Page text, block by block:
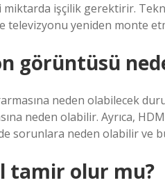
işçilik gerektirir.
televizyonu yeniden monte
görüntüsü
neden olabilecek
neden olabilir. Ayrıca,
sorunlara neden olabilir ve
tamir olur mu?